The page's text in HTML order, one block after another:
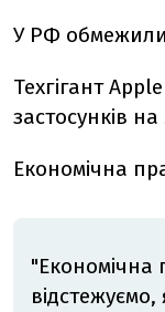
У РФ обмежили
Техгігант Apple
застосунків
Економічна
"Економічна